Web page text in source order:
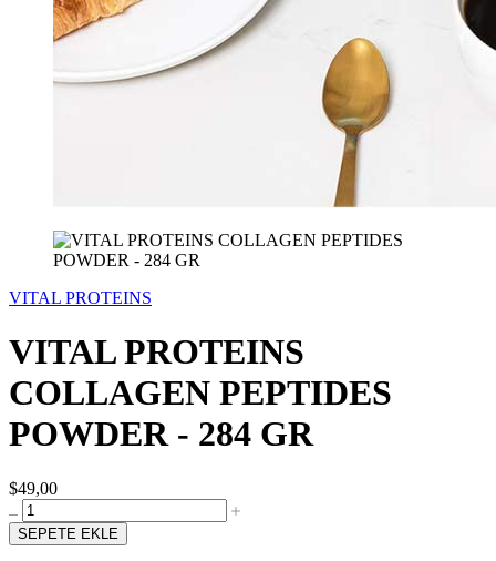
VITAL PROTEINS
VITAL PROTEINS
COLLAGEN PEPTIDES
POWDER - 284 GR
$49,00
SEPETE EKLE